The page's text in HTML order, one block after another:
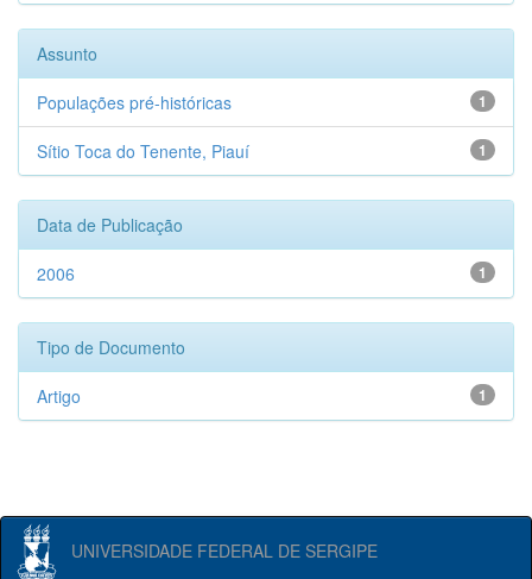
Assunto
1
Populações pré-históricas
1
Sítio Toca do Tenente, Piauí
Data de Publicação
1
2006
Tipo de Documento
1
Artigo
UNIVERSIDADE FEDERAL DE SERGIPE